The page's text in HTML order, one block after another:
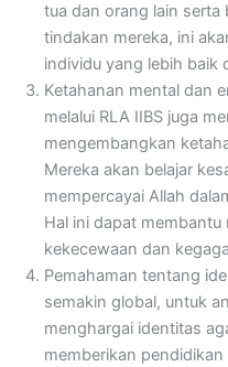
tua dan orang lain serta
tindakan mereka, ini
individu yang lebih baik
Ketahanan mental dan
melalui RLA IIBS juga
mengembangkan
Mereka akan belajar
mempercayai Allah
Hal ini dapat
kekecewaan dan
Pemahaman tentang
semakin global, untuk
menghargai identitas
memberikan